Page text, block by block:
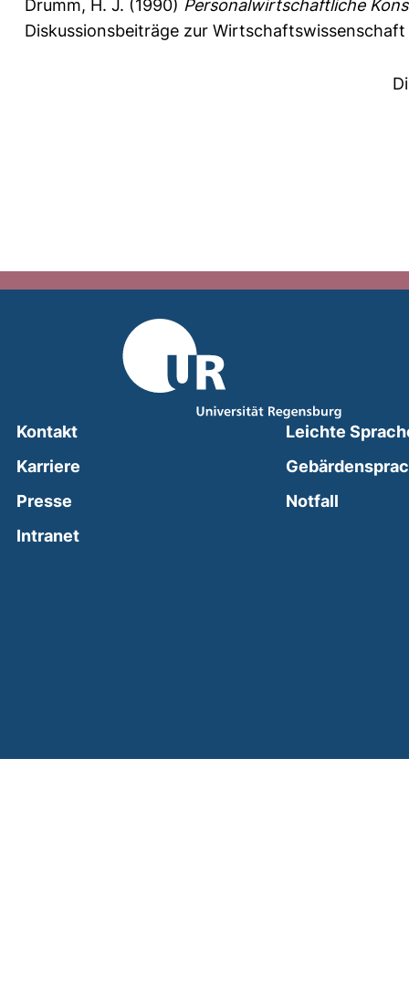
Drumm, H. J. (1990) Personalwirtschaftliche
Diskussionsbeiträge zur Wirtschaftswissenschaft
Kontakt
Karriere
Presse
Intranet(external link, opens in a new window)
Leichte
Notfall